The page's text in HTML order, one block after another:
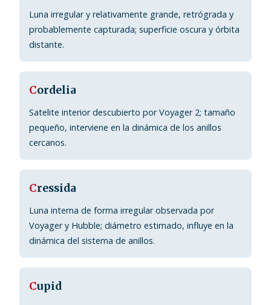
Luna irregular y relativamente grande, retrógrada y
probablemente capturada; superficie oscura y órbita
distante.
Cordelia
Satelite interior descubierto por Voyager 2; tamaño
pequeño, interviene en la dinámica de los anillos
cercanos.
Cressida
Luna interna de forma irregular observada por
Voyager y Hubble; diámetro estimado, influye en la
dinámica del sistema de anillos.
Cupid